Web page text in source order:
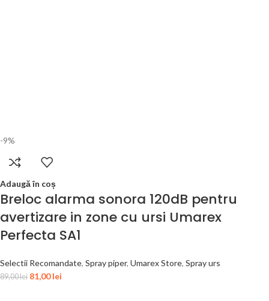
-9%
Adaugă în coș
Breloc alarma sonora 120dB pentru
avertizare in zone cu ursi Umarex
Perfecta SA1
Selectii Recomandate, Spray piper, Umarex Store, Spray urs
89,00lei 81,00lei